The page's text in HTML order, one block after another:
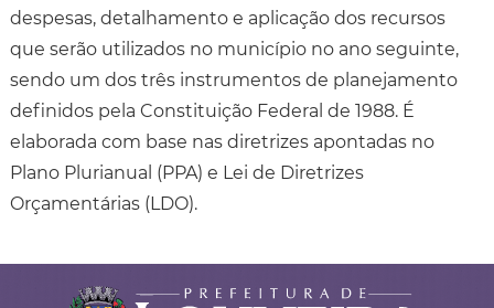
despesas, detalhamento e aplicação dos recursos
que serão utilizados no município no ano seguinte,
sendo um dos três instrumentos de planejamento
definidos pela Constituição Federal de 1988. É
elaborada com base nas diretrizes apontadas no
Plano Plurianual (PPA) e Lei de Diretrizes
Orçamentárias (LDO).